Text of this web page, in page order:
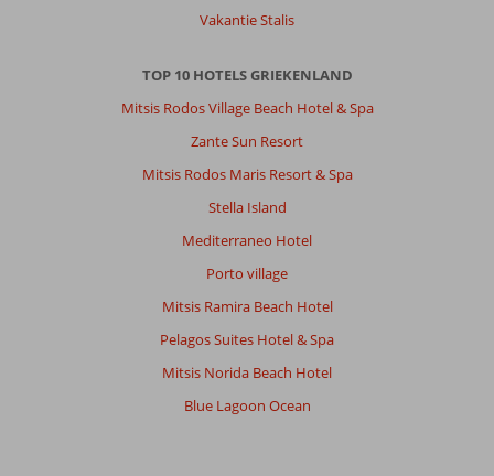
Vakantie Stalis
TOP 10 HOTELS GRIEKENLAND
Mitsis Rodos Village Beach Hotel & Spa
Zante Sun Resort
Mitsis Rodos Maris Resort & Spa
Stella Island
Mediterraneo Hotel
Porto village
Mitsis Ramira Beach Hotel
Pelagos Suites Hotel & Spa
Mitsis Norida Beach Hotel
Blue Lagoon Ocean